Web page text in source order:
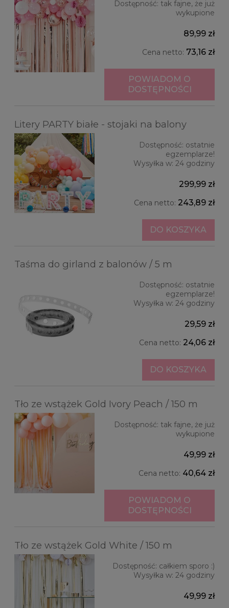
Dostępność: tak fajne, że już
wykupione
89,99 zł
Cena netto: 73,16 zł
POWIADOM O
DOSTĘPNOŚCI
Litery PARTY białe - stojaki na balony
Dostępność: ostatnie
egzemplarze!
Wysyłka w: 24 godziny
299,99 zł
Cena netto: 243,89 zł
DO KOSZYKA
Taśma do girland z balonów / 5 m
Dostępność: ostatnie
egzemplarze!
Wysyłka w: 24 godziny
29,59 zł
Cena netto: 24,06 zł
DO KOSZYKA
Tło ze wstążek Gold Ivory Peach / 150 m
Dostępność: tak fajne, że już
wykupione
49,99 zł
Cena netto: 40,64 zł
POWIADOM O
DOSTĘPNOŚCI
Tło ze wstążek Gold White / 150 m
Dostępność: całkiem sporo :)
Wysyłka w: 24 godziny
49,99 zł